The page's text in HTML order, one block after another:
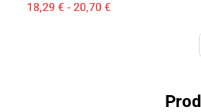
18,29 € - 20,70 €